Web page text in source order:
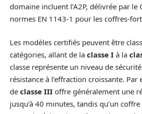
domaine incluent l’A2P, délivrée par le
normes EN 1143-1 pour les coffres-
Les modèles certifiés peuvent être
catégories, allant de la classe I à la
classe représente un niveau de
résistance à l’effraction croissante.
de classe III offre généralement une
jusqu’à 40 minutes, tandis qu’un coffre